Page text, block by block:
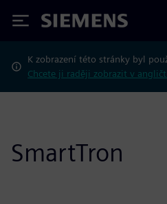
Siemens
K zobrazení této stránky byl
Chcete ji raději zobrazit v
SmartTron